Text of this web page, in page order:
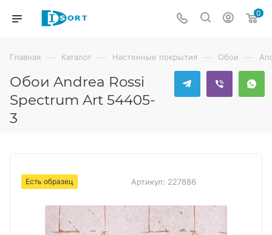
0
Главная — Каталог — Настенные покрытия — Обои —
Обои Andrea Rossi
Spectrum Art 54405-
3
Есть образец Артикул: 227886